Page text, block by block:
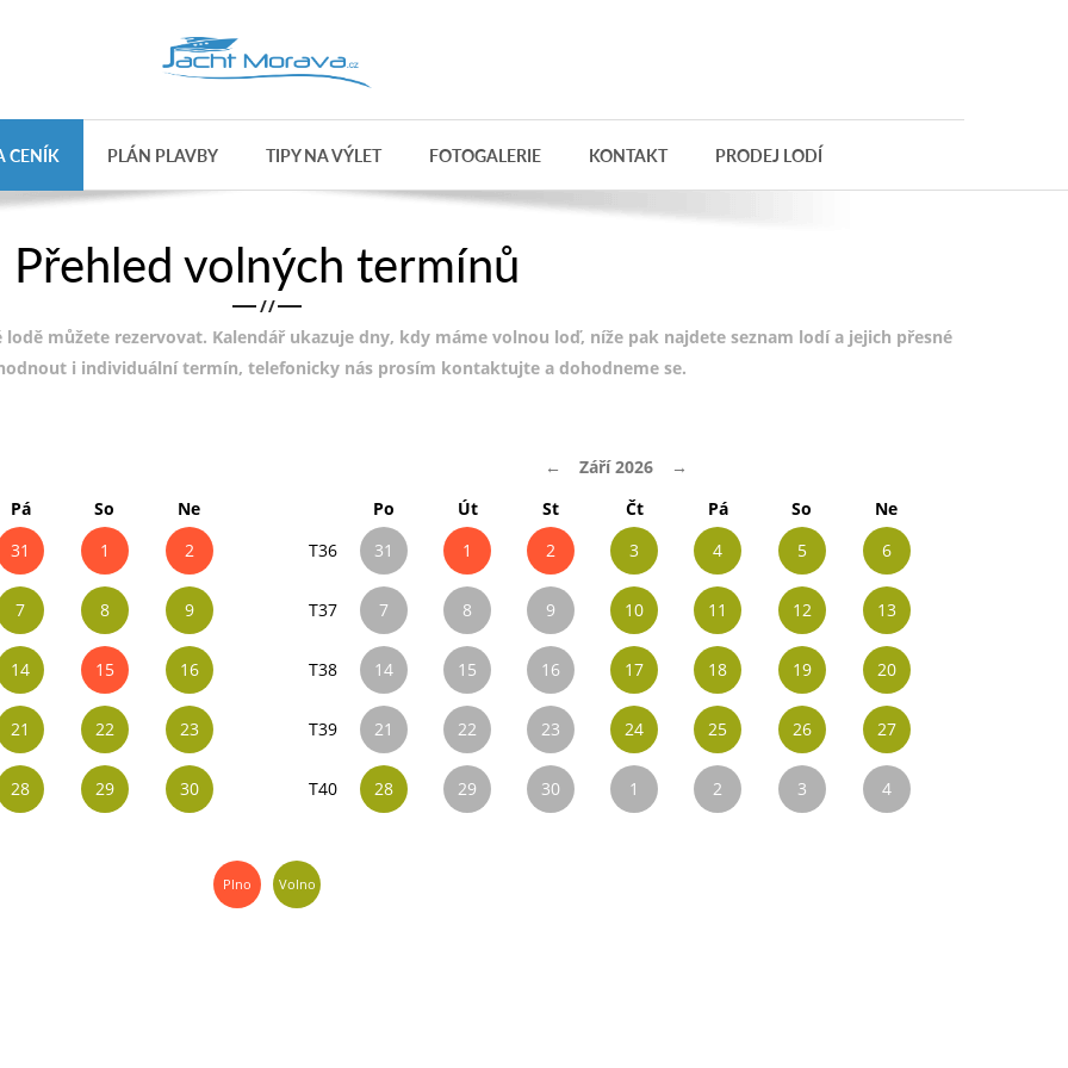
CENÍK PLÁN PLAVBY TIPY NA VÝLET FOTOGALERIE KONTAKT PRODEJ LODÍ
Přehled volných termínů
/ /
můžete rezervovat. Kalendář ukazuje dny, kdy máme volnou loď, níže pak najdete seznam lodí a jejich přesné
i individuální termín, telefonicky nás prosím kontaktujte a dohodneme se.
Pá So
Ne
31 1 2
7 8 9
14 15 16
21 22 23
28 29 30
← Září 2026
→
Po
Út St Čt Pá So
Ne
T36
31 1 2 3 4 5 6
T37 7 8 9 10 11 12 13
T38 14 15 16 17 18 19 20
T39 21 22 23 24 25 26 27
T40 28 29 30 1 2 3 4
Plno Volno